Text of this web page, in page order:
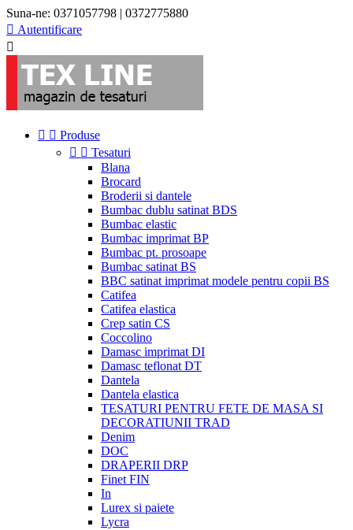
Suna-ne: 0371057798 | 0372775880
 Autentificare

  Produse
  Tesaturi
Blana
Brocard
Broderii si dantele
Bumbac dublu satinat BDS
Bumbac elastic
Bumbac imprimat BP
Bumbac pt. prosoape
Bumbac satinat BS
BBC satinat imprimat modele pentru copii BS
Catifea
Catifea elastica
Crep satin CS
Coccolino
Damasc imprimat DI
Damasc teflonat DT
Dantela
Dantela elastica
TESATURI PENTRU FETE DE MASA SI
DECORATIUNII TRAD
Denim
DOC
DRAPERII DRP
Finet FIN
In
Lurex si paiete
Lycra